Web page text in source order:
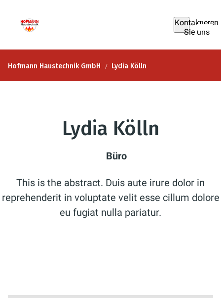
Kontaktieren
Sie uns
Hofmann Haustechnik GmbH Lydia Kölln
Lydia Kölln
Büro
This is the abstract. Duis aute irure dolor in
reprehenderit in voluptate velit esse cillum dolore
eu fugiat nulla pariatur.